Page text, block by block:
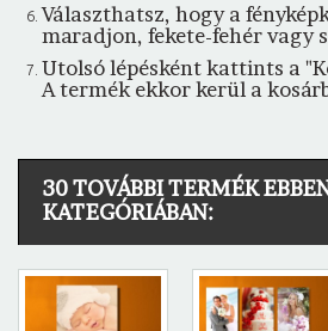
Választhatsz, hogy a
maradjon, fekete-fehér vagy
Utolsó lépésként kattints a
A termék ekkor kerül a
30 TOVÁBBI TERMÉK
KATEGÓRIÁBAN: